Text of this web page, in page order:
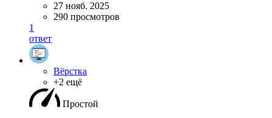
27 нояб. 2025
290 просмотров
1
ответ
Вёрстка
+2 ещё
Простой